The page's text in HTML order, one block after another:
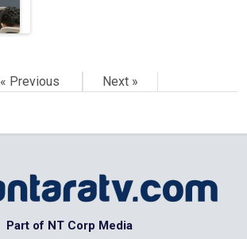
« Previous Next »
Part of NT Corp Media